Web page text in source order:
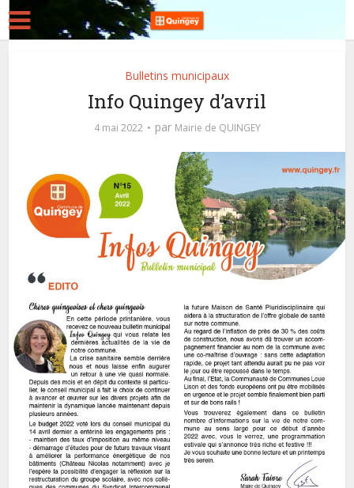
Bulletins municipaux
Info Quingey d’avril
4 mai 2022 par Mairie de QUINGEY